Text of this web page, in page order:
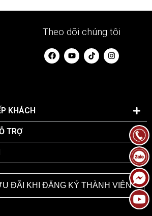
Theo dõi chúng tôi
F
a
c
Y
o
u
I
n
s
KHÁCH
TRỢ
ĐÃI KHI ĐĂNG KÝ THÀNH VIÊN